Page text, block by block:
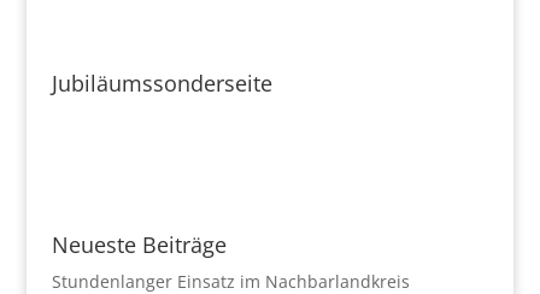
Jubiläumssonderseite
Neueste Beiträge
Stundenlanger Einsatz im Nachbarlandkreis